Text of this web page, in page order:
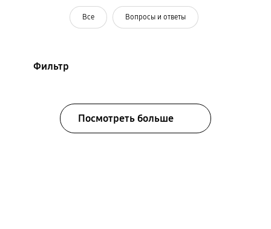
Все Вопросы и ответы
Фильтр
Посмотреть больше